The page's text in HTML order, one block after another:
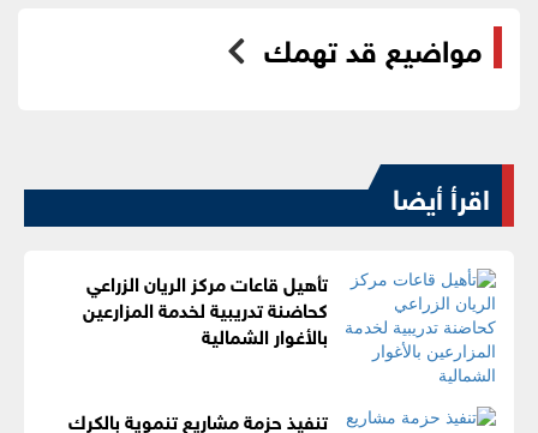
مواضيع قد تهمك
اقرأ أيضا
تأهيل قاعات مركز الريان الزراعي
كحاضنة تدريبية لخدمة المزارعين
بالأغوار الشمالية
تنفيذ حزمة مشاريع تنموية بالكرك